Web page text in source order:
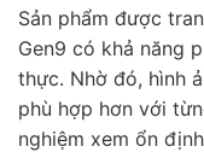
Sản phẩm được
Gen9 có khả năng
thực. Nhờ đó, hình
phù hợp hơn với
nghiệm xem ổn